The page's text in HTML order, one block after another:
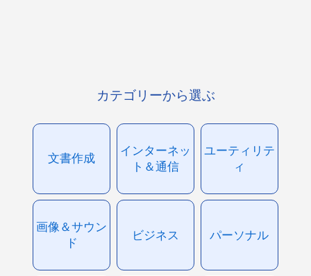
カテゴリーから選ぶ
文書作成
インターネッ
ト＆通信
ユーティリテ
ィ
画像＆サウン
ド
ビジネス パーソナル